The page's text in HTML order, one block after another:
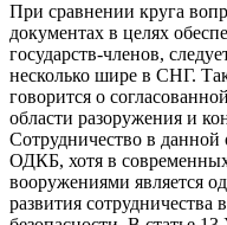
При сравнении круга
документах в целях
государств-членов,
несколько шире в СНГ.
говорится о
области разоружения и
Сотрудничество в данной
ОДКБ, хотя в
вооружениями является
развития сотрудничества